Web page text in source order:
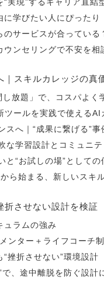
実現”するキャリア直結
学びたい人にぴったり
のサービスが合っている
ウンセリングで不安を相
｜スキルカレッジの真
放題」で、コスパよく
ールを実践で使えるAI
へ｜“成果に繋げる”事
な学習設計とコミュニテ
“お試しの場”としての
ら始まる、新しいスキ
折させない設計を検証
ュラムの強み
ンター＋ライフコーチ
挫折させない”環境設計
、途中離脱を防ぐ設計